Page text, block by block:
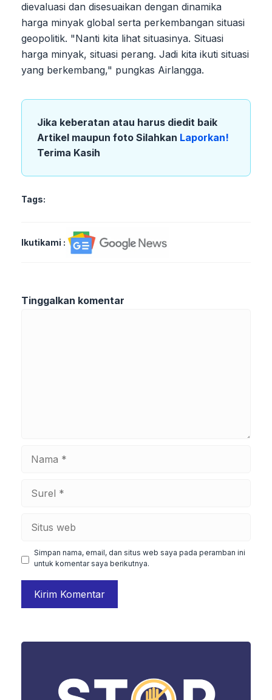
dievaluasi dan disesuaikan dengan dinamika
harga minyak global serta perkembangan situasi
geopolitik. "Nanti kita lihat situasinya. Situasi
harga minyak, situasi perang. Jadi kita ikuti situasi
yang berkembang," pungkas Airlangga.
Jika keberatan atau harus diedit baik
Artikel maupun foto Silahkan Laporkan!
Terima Kasih
Tags:
Ikutikami :
Tinggalkan komentar
Simpan nama, email, dan situs web saya pada peramban ini
untuk komentar saya berikutnya.